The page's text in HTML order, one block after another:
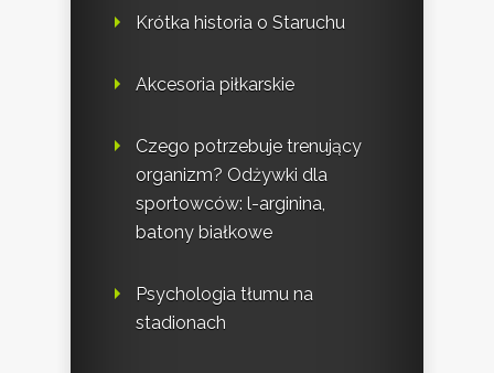
Krótka historia o Staruchu
Akcesoria piłkarskie
Czego potrzebuje trenujący
organizm? Odżywki dla
sportowców: l-arginina,
batony białkowe
Psychologia tłumu na
stadionach